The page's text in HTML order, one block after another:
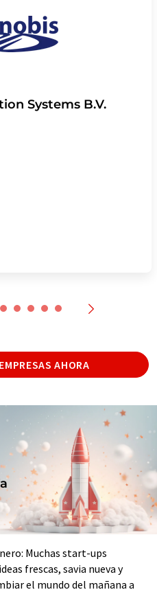
Systems B.V.
AHORA
Muchas start-ups
frescas, savia nueva y
el mundo del mañana a